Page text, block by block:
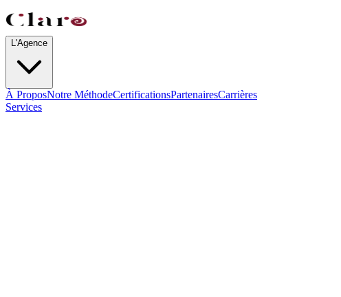
L'Agence
À ProposNotre MéthodeCertificationsPartenairesCarrières
Services